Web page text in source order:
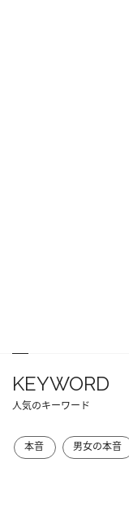
KEYWORD
人気のキーワード
本音 男女の本音